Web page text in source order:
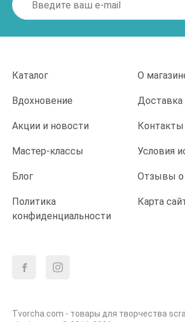
Каталог О
Вдохновение Доставка
Акции и новости Контакты
Мастер-классы Условия
Блог Отзывы о
Политика
конфиденциальности
Карта
Tvorcha.com - товары для творчества